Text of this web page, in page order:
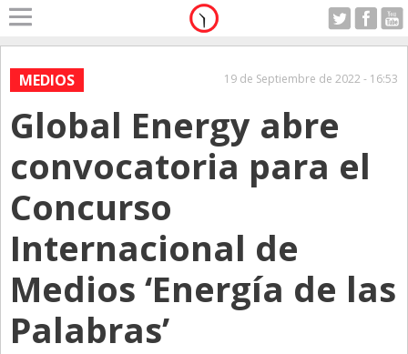
Home
A Motor
Alerta
Anticipo
Campo
Carrera & Emprendedores
Club House
Con Estilo
De Bolsillo
MEDIOS 19 de Septiembre de 2022 - 16:53
Global Energy abre
convocatoria para el
Concurso
Internacional de
Medios ‘Energía de las
Palabras’